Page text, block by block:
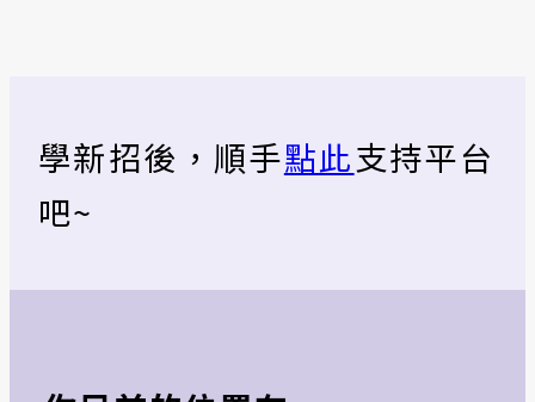
學新招後，順手點此支持平台
吧~